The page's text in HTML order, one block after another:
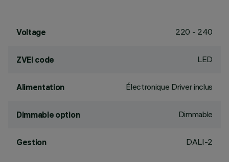
Voltage 220 - 240
ZVEI code LED
Alimentation Électronique Driver inclus
Dimmable option Dimmable
Gestion DALI-2